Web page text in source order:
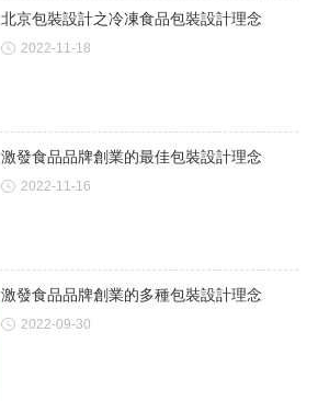
北京包裝設計之冷凍食品包裝設計理念
2022-11-18
激發食品品牌創業的最佳包裝設計理念
2022-11-16
激發食品品牌創業的多種包裝設計理念
2022-09-30